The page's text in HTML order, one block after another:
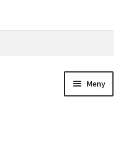
Meny